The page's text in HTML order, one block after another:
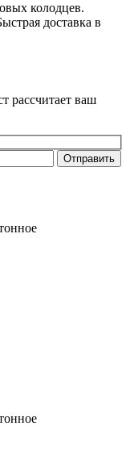
колодцев.
доставка в
рассчитает ваш